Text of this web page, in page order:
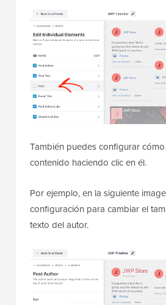
También puedes configurar
contenido haciendo clic en él.
Por ejemplo, en la siguiente
configuración para cambiar el
texto del autor.